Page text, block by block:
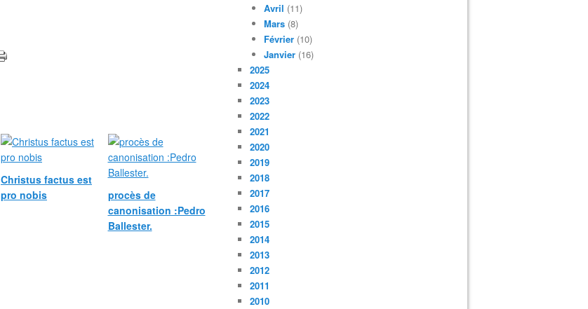
Christus factus est
pro nobis
procès de
canonisation :Pedro
Ballester.
Avril (11)
Mars (8)
Février (10)
Janvier (16)
2025
2024
2023
2022
2021
2020
2019
2018
2017
2016
2015
2014
2013
2012
2011
2010